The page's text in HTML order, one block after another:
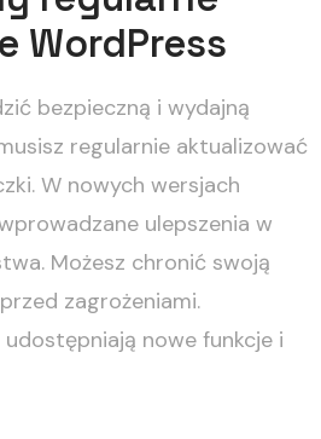
WordPress
bezpieczną i wydajną
regularnie aktualizować
W nowych wersjach
ulepszenia w
Możesz chronić swoją
zagrożeniami.
nowe funkcje i